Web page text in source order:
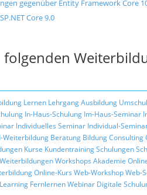
gegenüber Entity Framework Core
Core 9.0
Lernen LehrgangAusbildung
In-Haus-Schulung Im-Haus-Seminar
Individuelles Seminar Individual-
Weiterbildung Beratung BildungConsulting
Kurse KundentrainingSchulungen
WeiterbildungenWorkshops Akademie
Online-Kurs Web-WorkshopWeb-
FernlernenWebinar Digitale